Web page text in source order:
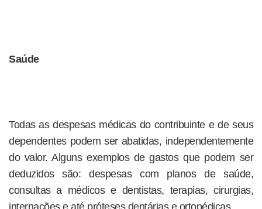
Saúde
Todas as despesas médicas do contribuinte e de seus
dependentes podem ser abatidas, independentemente
do valor. Alguns exemplos de gastos que podem ser
deduzidos são: despesas com planos de saúde,
consultas a médicos e dentistas, terapias, cirurgias,
internações e até próteses dentárias e ortopédicas.